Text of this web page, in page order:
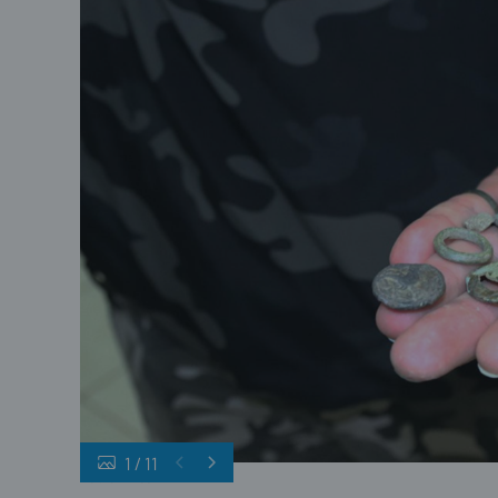
naslovnica
1 / 11